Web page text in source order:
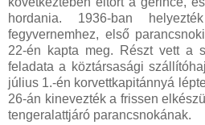
hordania. 1936-ban
fegyvernemhez, első
22-én kapta meg. Részt vett a
feladata a köztársasági
július 1.-én korvettkapitánnyá
26-án kinevezték a frissen
tengeralattjáró parancsnokának.